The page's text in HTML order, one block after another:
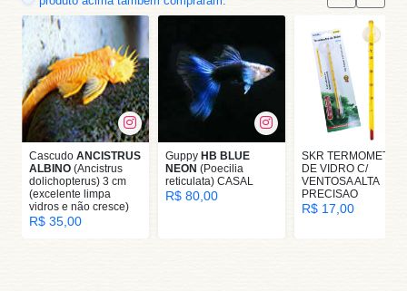
Cascudo ANCISTRUS
ALBINO (Ancistrus
dolichopterus) 3 cm
(excelente limpa
vidros e não cresce)
R$ 35,00
Guppy HB BLUE
NEON (Poecilia
reticulata) CASAL
R$ 80,00
SKR TERMOMETRO
DE VIDRO C/
VENTOSA ALTA
PRECISAO
R$ 17,00